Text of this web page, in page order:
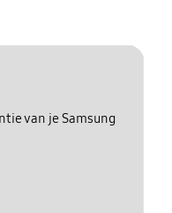
van je Samsung